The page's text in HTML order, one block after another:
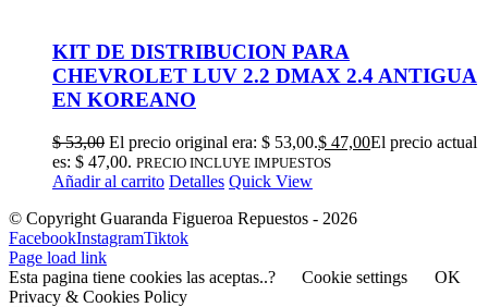
KIT DE DISTRIBUCION PARA
CHEVROLET LUV 2.2 DMAX 2.4 ANTIGUA
EN KOREANO
$53,00 El precio original era: $ 53,00.$ 47,00El precio actual
es: $ 47,00. PRECIO INCLUYE IMPUESTOS
Añadir al carrito Detalles Quick View
© Copyright Guaranda Figueroa Repuestos - 2026
FacebookInstagramTiktok
Page load link
Esta pagina tiene cookies las aceptas..?
Cookie settings
OK
Privacy & Cookies Policy